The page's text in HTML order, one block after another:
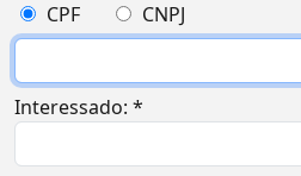
CPF
CNPJ
Interessado: *